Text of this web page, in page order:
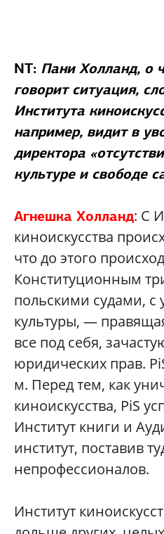
NT: Пани Холланд, о
говорит ситуация,
Института
например, видит в
директора
культуре и свободе
Агнешка Холланд: С
киноискусства
что до этого
Конституционным
польскими судами,
культуры, —
все под себя,
юридических прав.
м. Перед тем, как
киноискусства, PiS
Институт книги и
институт, поставив
непрофессионалов.
Институт